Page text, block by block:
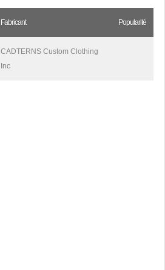
Fabricant Popularité
CADTERNS Custom Clothing
Inc